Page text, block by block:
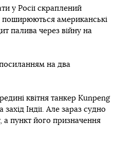
у Росії скраплений
американські
палива через війну на
на два
квітня танкер Kunpeng
Індії. Але зараз судно
а пункт його призначення